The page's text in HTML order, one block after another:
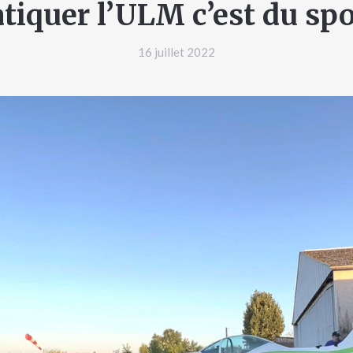
l’ULM c’est du
16 juillet 2022